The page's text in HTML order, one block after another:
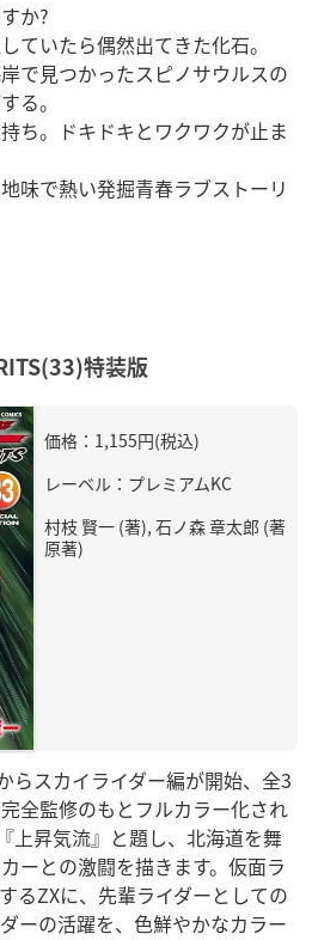
か?
ていたら偶然出てきた化石。
で見つかったスピノサウルスの
る。
ち。ドキドキとワクワクが止ま
味で熱い発掘青春ラブストーリ
特装版
価格：1,155円(税込)
レーベル：プレミアムKC
村枝 賢一 (著), 石ノ森 章太郎 (著
原著)
らスカイライダー編が開始、全3
全監修のもとフルカラー化され
上昇気流』と題し、北海道を舞
ーとの激闘を描きます。仮面ラ
るZXに、先輩ライダーとしての
ーの活躍を、色鮮やかなカラー